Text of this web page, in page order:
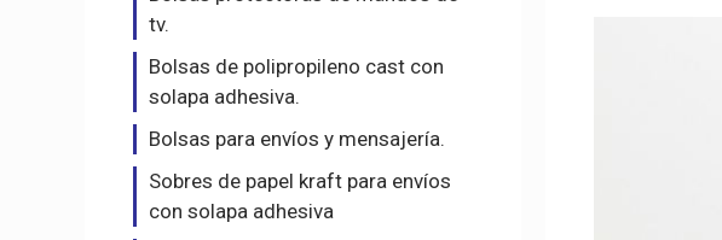
tv.
Bolsas de polipropileno cast con
solapa adhesiva.
Bolsas para envíos y mensajería.
Sobres de papel kraft para envíos
con solapa adhesiva